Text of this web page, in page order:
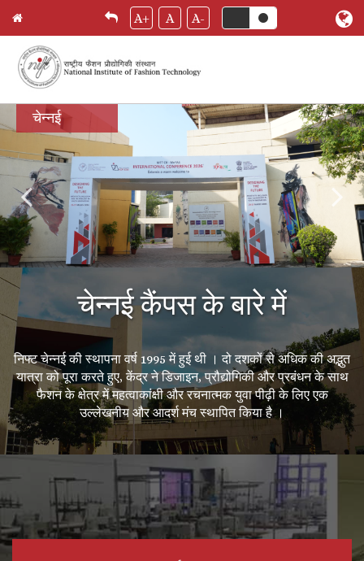
Skip
to
content
A+ A A-
चेन्नई
चेन्नई कैंपस के बारे में
निफ्ट चेन्नई की स्थापना वर्ष 1995 में हुई थी । दो दशकों से अधिक की अद्भुत
यात्रा को पूरा करते हुए, केंद्र ने डिजाइन, प्रौद्योगिकी और प्रबंधन के साथ
फैशन के क्षेत्र में महत्वाकांक्षी और रचनात्मक युवा पीढ़ी के लिए एक
उल्लेखनीय और आदर्श मंच स्थापित किया है ।